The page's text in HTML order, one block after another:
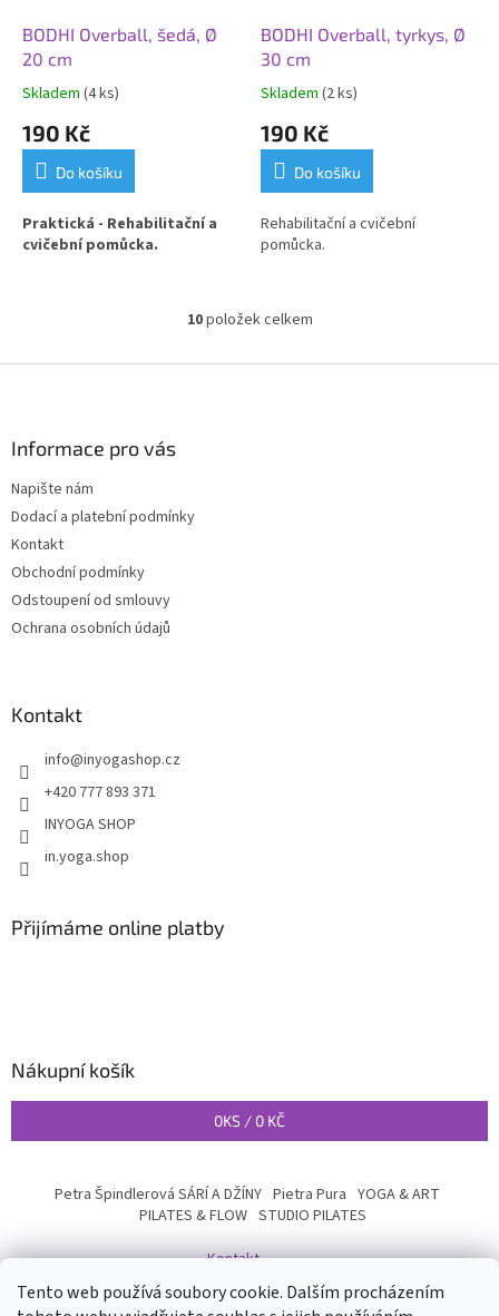
Tento web používá soubory cookie. Dalším procházením
BODHI Overball, šedá, Ø
20 cm
Skladem (4 ks)
190 Kč
Do košíku
Praktická - Rehabilitační a
cvičební pomůcka.
BODHI Overball, tyrkys, Ø
30 cm
Skladem (2 ks)
190 Kč
Do košíku
Rehabilitační a cvičební
pomůcka.
O
l
10položek celkem
Informace pro vás
Napište nám
Dodací a platební podmínky
Kontakt
Obchodní podmínky
Odstoupení od smlouvy
Ochrana osobních údajů
Kontakt
info@inyogashop.cz
+420 777 893 371
INYOGA SHOP
in.yoga.shop
Přijímáme online platby
Nákupní košík
0KS / 0 KČ
Petra Špindlerová SÁRÍ A DŽÍNY Pietra Pura YOGA & ART
PILATES & FLOW STUDIO PILATES
Kontakt